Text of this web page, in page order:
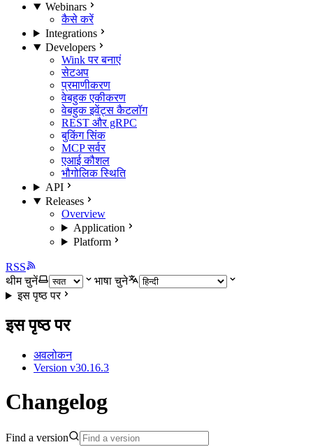
Webinars
कैसे करें
Integrations
Developers
Wink पर बनाएं
सेटअप
प्रमाणीकरण
वेबहुक एकीकरण
वेबहुक इवेंट्स कैटलॉग
REST और gRPC
बुकिंग सिंक
MCP सर्वर
एआई कौशल
भौगोलिक स्थिति
API
Releases
Overview
Application
Platform
RSS
थीम चुनें
भाषा चुने
इस पृष्ठ पर
इस पृष्ठ पर
अवलोकन
Version v30.16.3
Changelog
Find a version